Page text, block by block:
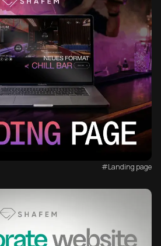
#Landing page